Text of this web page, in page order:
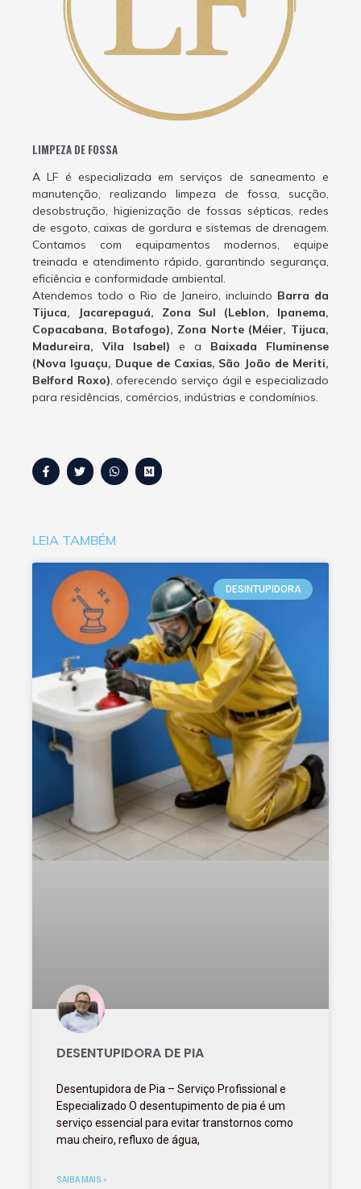
LIMPEZA DE FOSSA
A LF é especializada em serviços de saneamento e
manutenção, realizando limpeza de fossa, sucção,
desobstrução, higienização de fossas sépticas, redes
de esgoto, caixas de gordura e sistemas de drenagem.
Contamos com equipamentos modernos, equipe
treinada e atendimento rápido, garantindo segurança,
eficiência e conformidade ambiental.
Atendemos todo o Rio de Janeiro, incluindo Barra da
Tijuca, Jacarepaguá, Zona Sul (Leblon, Ipanema,
Copacabana, Botafogo), Zona Norte (Méier, Tijuca,
Madureira, Vila Isabel) e a Baixada Fluminense
(Nova Iguaçu, Duque de Caxias, São João de Meriti,
Belford Roxo), oferecendo serviço ágil e especializado
para residências, comércios, indústrias e condomínios.
LEIA TAMBÉM
DESINTUPIDORA
DESENTUPIDORA DE PIA
Desentupidora de Pia – Serviço Profissional e
Especializado O desentupimento de pia é um
serviço essencial para evitar transtornos como
mau cheiro, refluxo de água,
SAIBA MAIS »